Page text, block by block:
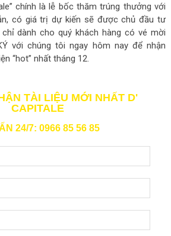
chính là lễ bốc thăm trúng thưởng với
có giá trị dự kiến sẽ được chủ đầu tư
dành cho quý khách hàng có vé mời
với chúng tôi ngay hôm nay để nhận
“hot” nhất tháng 12.
TÀI LIỆU MỚI NHẤT D'
CAPITALE
24/7: 0966 85 56 85